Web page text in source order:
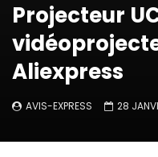
Projecteur
Aliexpress
AVIS-EXPRESS 28